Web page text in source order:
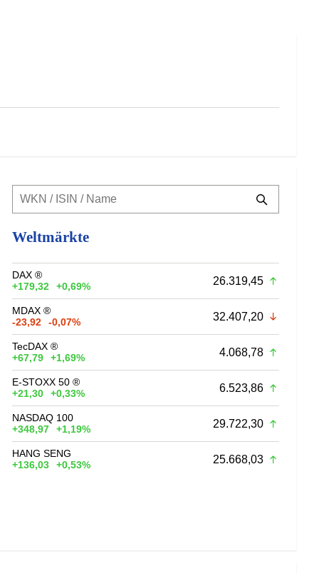
Weltmärkte
DAX ®
+179,32
+0,69% 26.319,45
MDAX ®
-23,92
-0,07% 32.407,20
TecDAX ®
+67,79
+1,69% 4.068,78
E-STOXX 50 ®
+21,30
+0,33% 6.523,86
NASDAQ 100
+348,97
+1,19% 29.722,30
HANG SENG
+136,03
+0,53% 25.668,03